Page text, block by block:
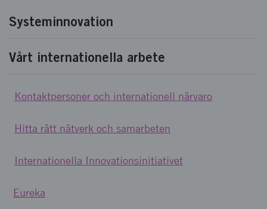
Systeminnovation
Vårt internationella arbete
Kontaktpersoner och internationell närvaro
Hitta rätt nätverk och samarbeten
Internationella Innovationsinitiativet
Eureka